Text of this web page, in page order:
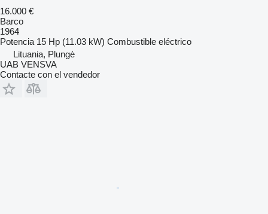
16.000 €
Barco
1964
Potencia 15 Hp (11.03 kW) Combustible eléctrico
Lituania, Plungė
UAB VENSVA
Contacte con el vendedor